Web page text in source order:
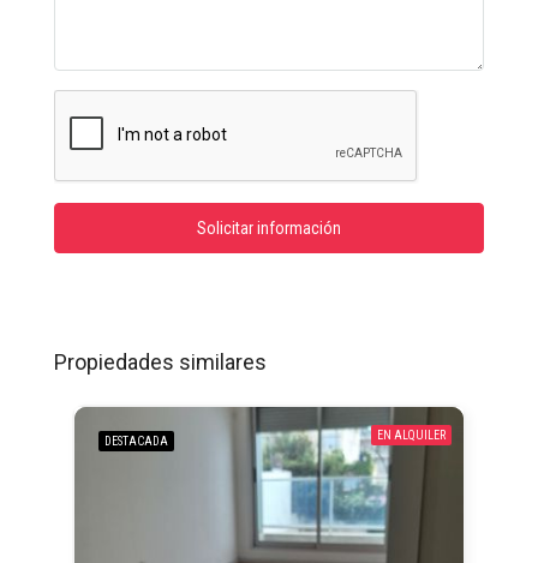
Solicitar información
Propiedades similares
DESTACADA EN ALQUILER